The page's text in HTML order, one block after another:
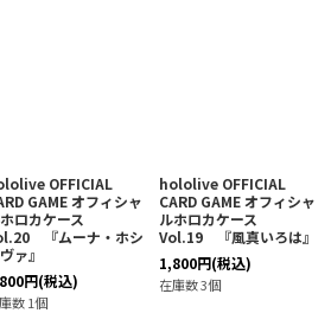
OFFICIAL
GAME オフィシャ
ロカケース
『ムーナ・ホシ
ァ』
円(税込)
数 1個
hololive OFFICIAL
CARD GAME オフィシャ
ルホロカケース
Vol.19 『風真いろは』
1,800円(税込)
在庫数 3個